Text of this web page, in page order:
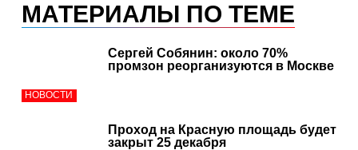
МАТЕРИАЛЫ ПО ТЕМЕ
НОВОСТИ
Сергей Собянин: около 70%
промзон реорганизуются в Москве
Проход на Красную площадь будет
закрыт 25 декабря